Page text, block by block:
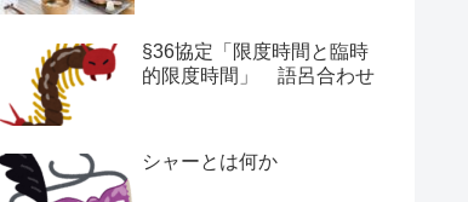
§36協定「限度時間と臨時
的限度時間」 語呂合わせ
シャーとは何か